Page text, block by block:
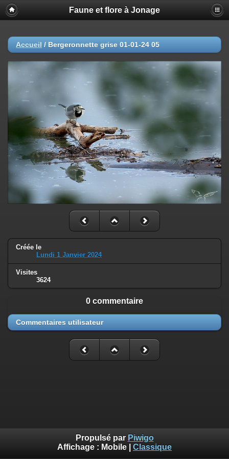
Faune et flore à Jonage
Accueil / Bergeronnette grise 01-01-24 05
Créée le
Lundi 1 Janvier 2024
Visites
3624
0 commentaire
Commentaires utilisateur
Propulsé par Piwigo
Affichage : Mobile Classique